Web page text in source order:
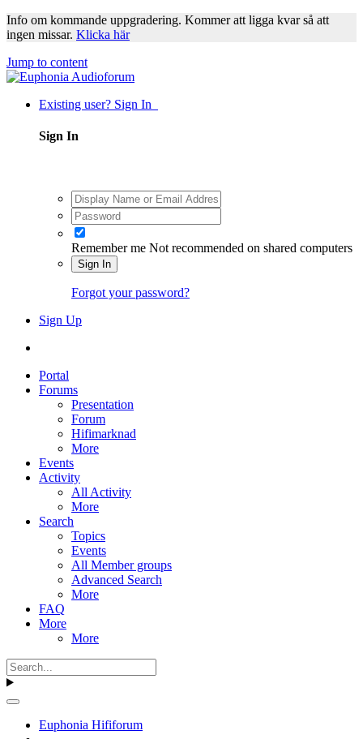
Info om kommande uppgradering. Kommer att ligga kvar så att
ingen missar. Klicka här
Jump to content
Existing user? Sign In
Sign In
Remember me Not recommended on shared computers
Sign In
Forgot your password?
Sign Up
Portal
Forums
Presentation
Forum
Hifimarknad
More
Events
Activity
All Activity
More
Search
Topics
Events
All Member groups
Advanced Search
More
FAQ
More
More
Euphonia Hififorum